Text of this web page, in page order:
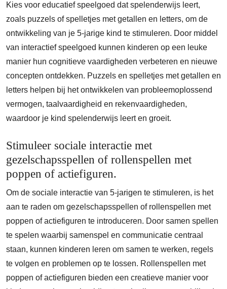
Kies voor educatief speelgoed dat spelenderwijs leert,
zoals puzzels of spelletjes met getallen en letters, om de
ontwikkeling van je 5-jarige kind te stimuleren. Door middel
van interactief speelgoed kunnen kinderen op een leuke
manier hun cognitieve vaardigheden verbeteren en nieuwe
concepten ontdekken. Puzzels en spelletjes met getallen en
letters helpen bij het ontwikkelen van probleemoplossend
vermogen, taalvaardigheid en rekenvaardigheden,
waardoor je kind spelenderwijs leert en groeit.
Stimuleer sociale interactie met
gezelschapsspellen of rollenspellen met
poppen of actiefiguren.
Om de sociale interactie van 5-jarigen te stimuleren, is het
aan te raden om gezelschapsspellen of rollenspellen met
poppen of actiefiguren te introduceren. Door samen spellen
te spelen waarbij samenspel en communicatie centraal
staan, kunnen kinderen leren om samen te werken, regels
te volgen en problemen op te lossen. Rollenspellen met
poppen of actiefiguren bieden een creatieve manier voor